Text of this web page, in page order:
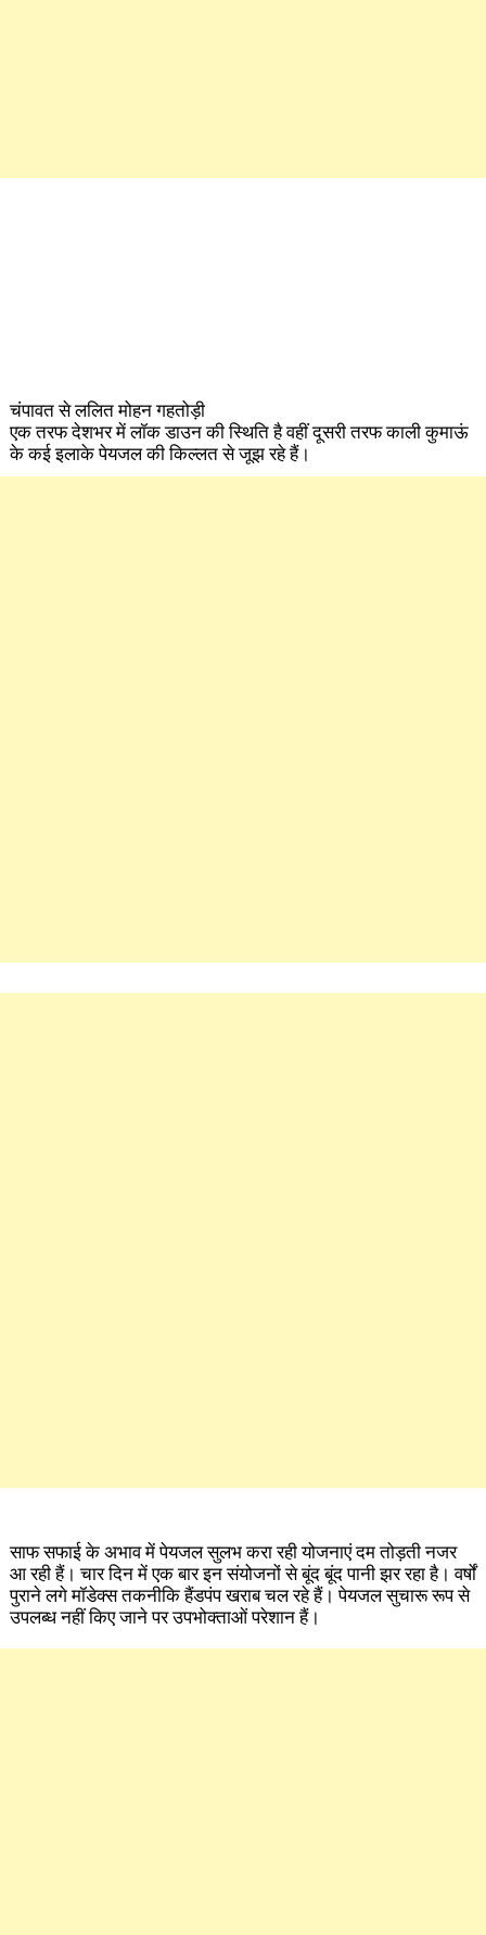
चंपावत से ललित मोहन गहतोड़ी
एक तरफ देशभर में लॉक डाउन की स्थिति है वहीं दूसरी तरफ काली कुमाऊं
के कई इलाके पेयजल की किल्लत से जूझ रहे हैं।
साफ सफाई के अभाव में पेयजल सुलभ करा रही योजनाएं दम तोड़ती नजर
आ रही हैं। चार दिन में एक बार इन संयोजनों से बूंद बूंद पानी झर रहा है। वर्षों
पुराने लगे मॉडेक्स तकनीकि हैंडपंप खराब चल रहे हैं। पेयजल सुचारू रूप से
उपलब्ध नहीं किए जाने पर उपभोक्ताओं परेशान हैं।